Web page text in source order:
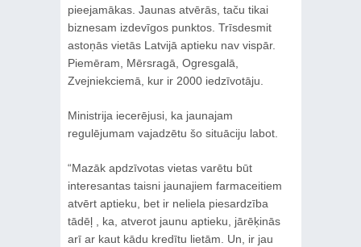
pieejamākas. Jaunas atvērās, taču tikai
biznesam izdevīgos punktos. Trīsdesmit
astoņās vietās Latvijā aptieku nav vispār.
Piemēram, Mērsragā, Ogresgalā,
Zvejniekciemā, kur ir 2000 iedzīvotāju.
Ministrija iecerējusi, ka jaunajam
regulējumam vajadzētu šo situāciju labot.
“Mazāk apdzīvotas vietas varētu būt
interesantas taisni jaunajiem farmaceitiem
atvērt aptieku, bet ir neliela piesardzība
tādēļ , ka, atverot jaunu aptieku, jārēķinās
arī ar kaut kādu kredītu lietām. Un, ir jau